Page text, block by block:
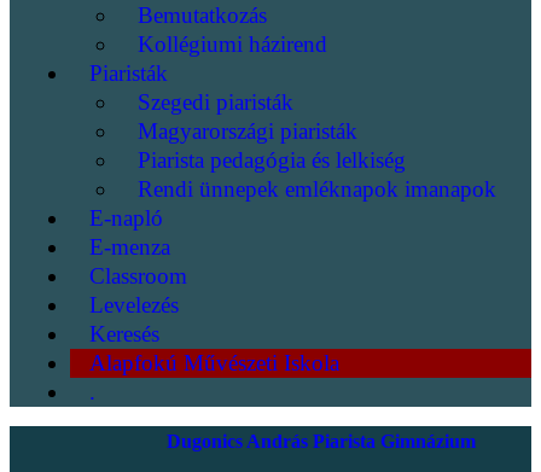
Bemutatkozás
Kollégiumi házirend
Piaristák
Szegedi piaristák
Magyarországi piaristák
Piarista pedagógia és lelkiség
Rendi ünnepek emléknapok imanapok
E-napló
E-menza
Classroom
Levelezés
Keresés
Alapfokú Művészeti Iskola
.
Dugonics András Piarista Gimnázium